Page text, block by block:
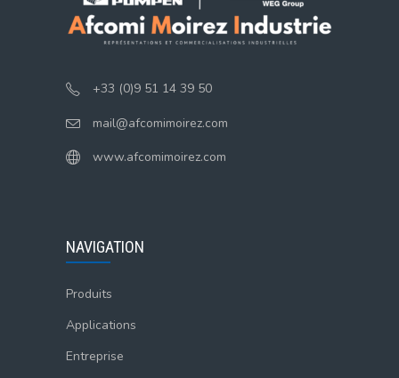
+33 (0)9 51 14 39 50
mail@afcomimoirez.com
www.afcomimoirez.com
NAVIGATION
Produits
Applications
Entreprise